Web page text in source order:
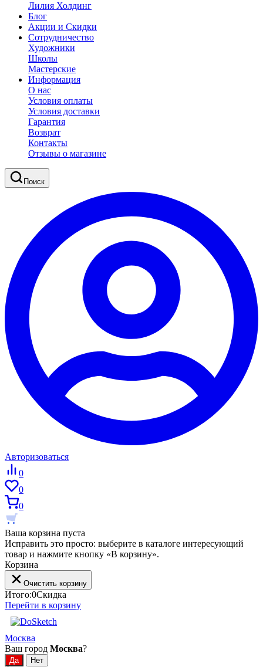
Лилия Холдинг
Блог
Акции и Скидки
Сотрудничество
Художники
Школы
Мастерские
Информация
О нас
Условия оплаты
Условия доставки
Гарантия
Возврат
Контакты
Отзывы о магазине
Поиск
Авторизоваться
0
0
0
Ваша корзина пуста
Исправить это просто: выберите в каталоге интересующий
товар и нажмите кнопку «В корзину».
Корзина
Очистить корзину
Итого:0Скидка
Перейти в корзину
Москва
Ваш город Москва?